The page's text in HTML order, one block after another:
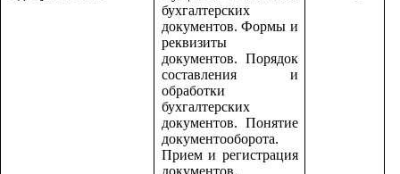
бухгалтерских
документов. Формы и
реквизиты
документов. Порядок
составления и
обработки
бухгалтерских
документов. Понятие
документооборота.
Прием и регистрация